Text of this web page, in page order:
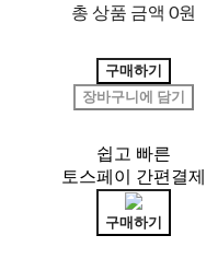
총 상품 금액 0원
구매하기
장바구니에 담기
쉽고 빠른
토스페이 간편결제
구매하기